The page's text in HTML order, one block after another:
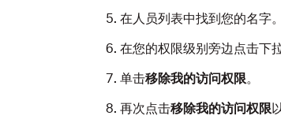
在人员列表中找到您的名字。
在您的权限级别旁边点击下
单击移除我的访问权限。
再次点击移除我的访问权限